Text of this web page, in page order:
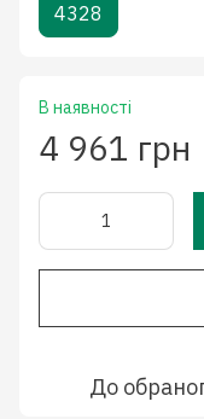
4328
В наявності
4 961 грн
До